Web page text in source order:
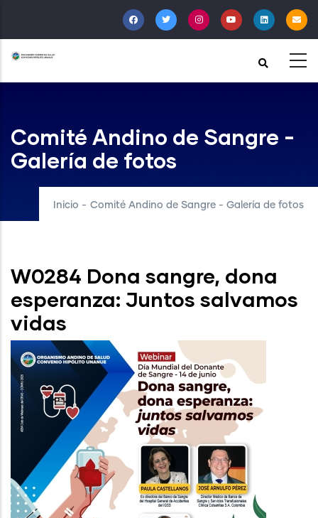
al
contenido
principal
Comité Andino de Sangre -
Galería de fotos
Inicio - Comité Andino de Sangre - Galería de fotos
W0284 Dona sangre, dona
esperanza: Juntos salvamos
vidas